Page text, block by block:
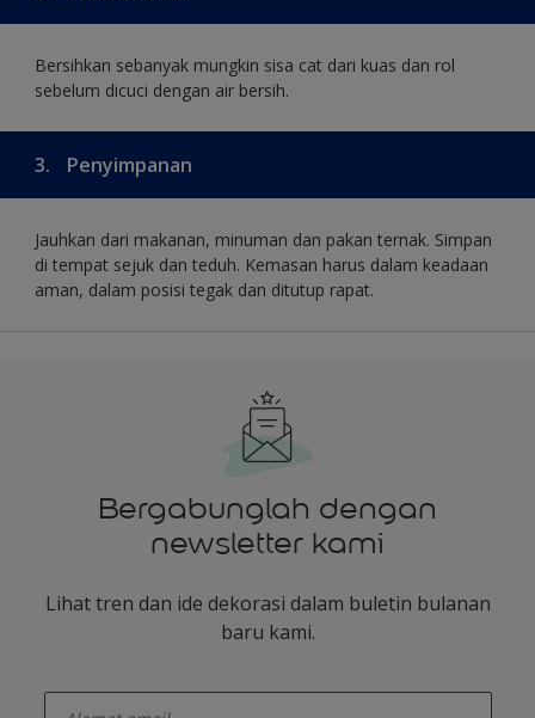
Bersihkan sebanyak mungkin sisa cat dari kuas dan rol
sebelum dicuci dengan air bersih.
3. Penyimpanan
Jauhkan dari makanan, minuman dan pakan ternak. Simpan
di tempat sejuk dan teduh. Kemasan harus dalam keadaan
aman, dalam posisi tegak dan ditutup rapat.
Bergabunglah dengan
newsletter kami
Lihat tren dan ide dekorasi dalam buletin bulanan
baru kami.